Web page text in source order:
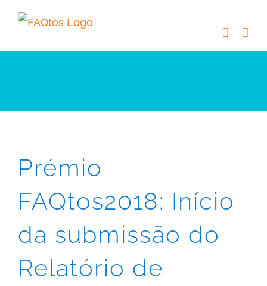
Skip
content
Prémio
FAQtos2018: Início
da submissão do
Relatório de